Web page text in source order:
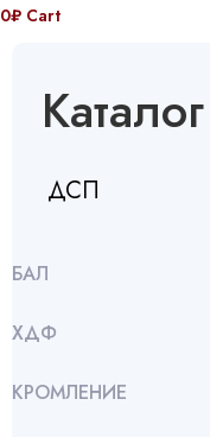
0₽ Cart
Каталог
ДСП
БАЛ
ХДФ
КРОМЛЕНИЕ